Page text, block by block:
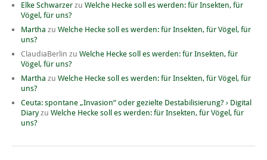
Elke Schwarzer zu Welche Hecke soll es werden: für Insekten, für
Vögel, für uns?
Martha zu Welche Hecke soll es werden: für Insekten, für Vögel, für
uns?
ClaudiaBerlin zu Welche Hecke soll es werden: für Insekten, für
Vögel, für uns?
Martha zu Welche Hecke soll es werden: für Insekten, für Vögel, für
uns?
Ceuta: spontane „Invasion“ oder gezielte Destabilisierung? › Digital
Diaryzu Welche Hecke soll es werden: für Insekten, für Vögel, für
uns?